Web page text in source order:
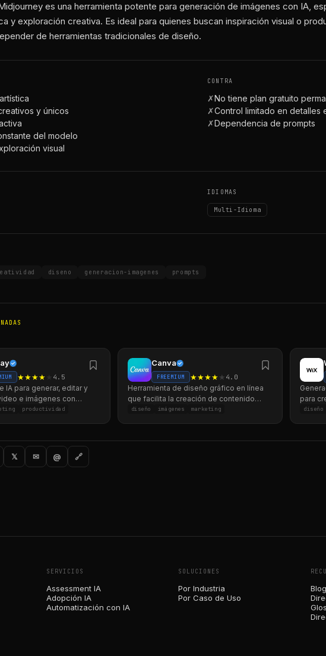
es una herramienta potente para generación de imágenes con IA,
y exploración creativa. Es ideal para quienes buscan inspiración visual o
de herramientas tradicionales de diseño.
y únicos
del modelo
visual
CONTRA
✗No tiene plan gratuito
✗Control limitado en detalles
✗Dependencia de prompts
IDIOMAS
Multi-Idioma
diseno generacion-imagenes prompts
★★★★ 4.5
IA para generar, editar y
e imágenes con
avanzadas para creadores
productividad
Canva
FREEMIUM ★★★★★ 4.0
Herramienta de diseño gráfico en línea
que facilita la creación de contenido
visual atractivo.
diseño imágenes marketing
para
fácil.
diseño
𝕏 ✉ @ 🔗
SERVICIOS
Assessment IA
Adopción IA
Automatización con IA
SOLUCIONES
Por Industria
Por Caso de Uso
Blog